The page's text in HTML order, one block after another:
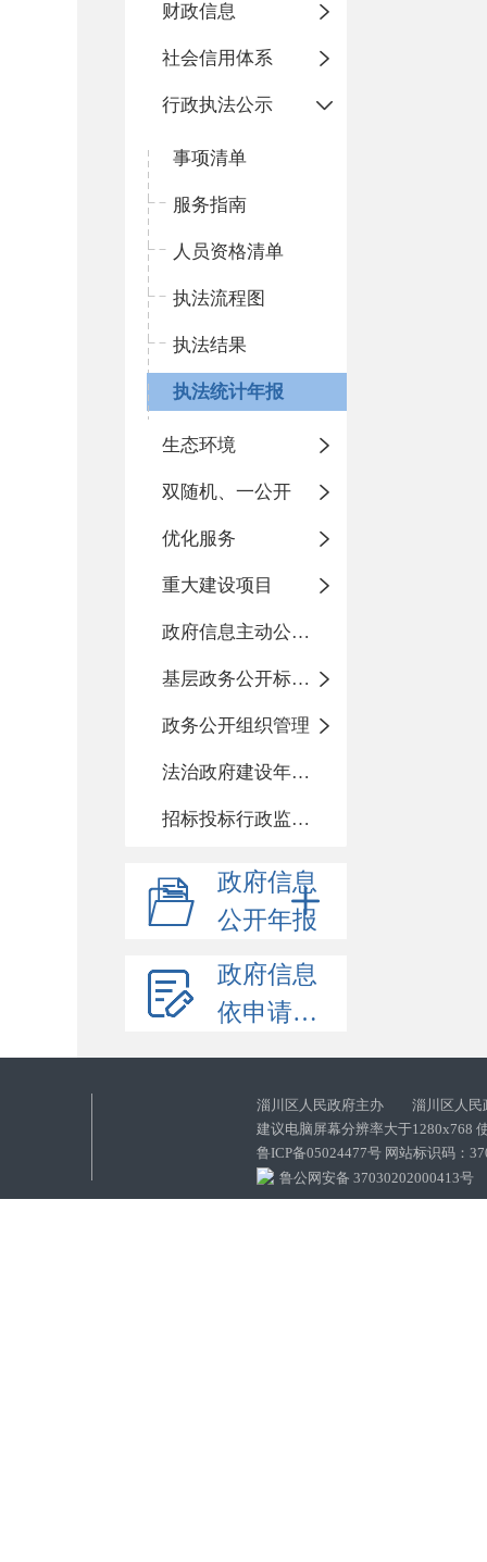
财政信息
社会信用体系
行政执法公示
事项清单
服务指南
人员资格清单
执法流程图
执法结果
执法统计年报
生态环境
双随机、一公开
优化服务
重大建设项目
政府信息主动公开基本目录
基层政务公开标准化目录
政务公开组织管理
法治政府建设年度报告
招标投标行政监督责任清单
政府信息
公开年报
政府信息
依申请公开
淄川区人民政府主办 淄川区人民
建议电脑屏幕分辨率大于1280x768
鲁ICP备05024477号 网站标识码：
鲁公网安备 37030202000413号